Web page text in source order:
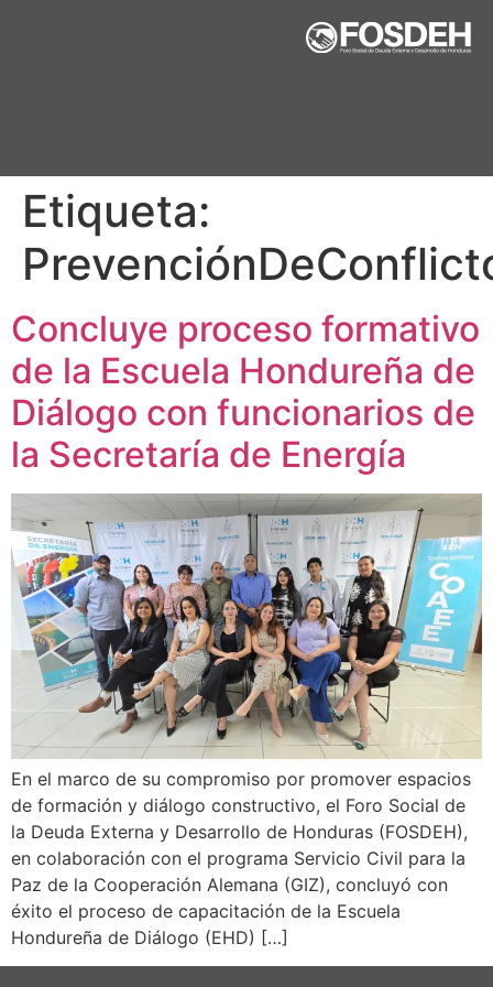
Etiqueta:
Concluye proceso formativo
de la Escuela Hondureña de
Diálogo con funcionarios de
la Secretaría de Energía
En el marco de su compromiso por promover espacios
de formación y diálogo constructivo, el Foro Social de
la Deuda Externa y Desarrollo de Honduras (FOSDEH),
en colaboración con el programa Servicio Civil para la
Paz de la Cooperación Alemana (GIZ), concluyó con
éxito el proceso de capacitación de la Escuela
Hondureña de Diálogo (EHD) […]